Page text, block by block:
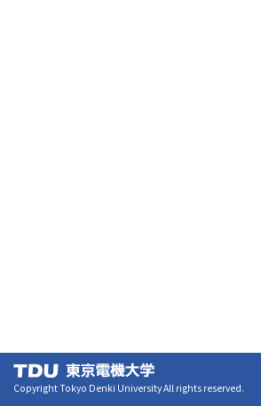
Copyright Tokyo Denki University All rights reserved.